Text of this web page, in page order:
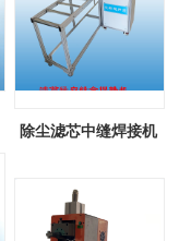
除尘滤芯中缝焊接机